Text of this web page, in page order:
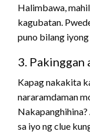
Halimbawa,
kagubatan.
puno bilang
3. Pakinggan
Kapag nakakita
nararamdaman
sa iyo ng clue